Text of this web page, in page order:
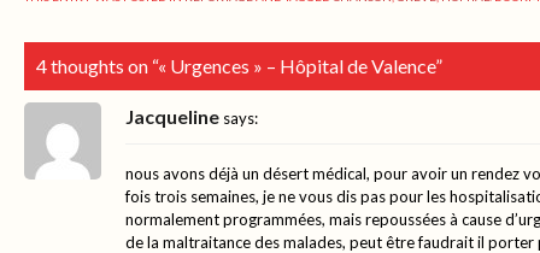
4 thoughts on “« Urgences » – Hôpital de Valence”
Jacqueline says:
nous avons déjà un désert médical, pour avoir un rendez
fois trois semaines, je ne vous dis pas pour les
normalement programmées, mais repoussées à cause
de la maltraitance des malades, peut être faudrait il porter